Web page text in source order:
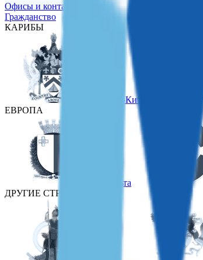
Офисы и контакты
Гражданство
КАРИБЫ
Сент-Китс и Невис
ЕВРОПА
Мальта
ДРУГИЕ СТРАНЫ